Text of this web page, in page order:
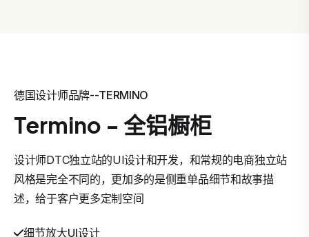
德国设计师品牌--TERMINO
Termino - 全铝橱柜
设计师DTC独立站的UI设计和开发，和常规的电商独立站
风格是完全不同的，更加多的是侧重单品细节和故事描
述，给于客户更多定制空间
细节放大UI设计